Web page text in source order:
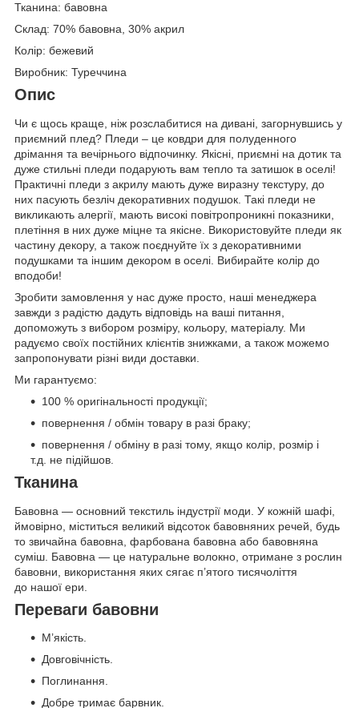
Тканина: бавовна
Склад: 70% бавовна, 30% акрил
Колір: бежевий
Виробник: Туреччина
Опис
Чи є щось краще, ніж розслабитися на дивані, загорнувшись у
приємний плед? Пледи – це ковдри для полуденного
дрімання та вечірнього відпочинку. Якісні, приємні на дотик та
дуже стильні пледи подарують вам тепло та затишок в оселі!
Практичні пледи з акрилу мають дуже виразну текстуру, до
них пасують безліч декоративних подушок. Такі пледи не
викликають алергії, мають високі повітропроникні показники,
плетіння в них дуже міцне та якісне. Використовуйте пледи як
частину декору, а також поєднуйте їх з декоративними
подушками та іншим декором в оселі. Вибирайте колір до
вподоби!
Зробити замовлення у нас дуже просто, наші менеджера
завжди з радістю дадуть відповідь на ваші питання,
допоможуть з вибором розміру, кольору, матеріалу. Ми
радуємо своїх постійних клієнтів знижками, а також можемо
запропонувати різні види доставки.
Ми гарантуємо:
100 % оригінальності продукції;
повернення / обмін товару в разі браку;
повернення / обміну в разі тому, якщо колір, розмір і
т.д. не підійшов.
Тканина
Бавовна — основний текстиль індустрії моди. У кожній шафі,
ймовірно, міститься великий відсоток бавовняних речей, будь
то звичайна бавовна, фарбована бавовна або бавовняна
суміш. Бавовна — це натуральне волокно, отримане з рослин
бавовни, використання яких сягає п’ятого тисячоліття
до нашої ери.
Переваги бавовни
М’якість.
Довговічність.
Поглинання.
Добре тримає барвник.